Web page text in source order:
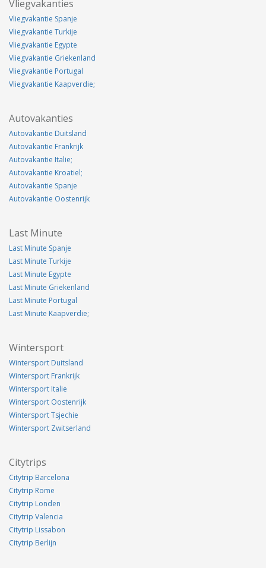
Vliegvakanties
Vliegvakantie Spanje
Vliegvakantie Turkije
Vliegvakantie Egypte
Vliegvakantie Griekenland
Vliegvakantie Portugal
Vliegvakantie Kaapverdie;
Autovakanties
Autovakantie Duitsland
Autovakantie Frankrijk
Autovakantie Italie;
Autovakantie Kroatiel;
Autovakantie Spanje
Autovakantie Oostenrijk
Last Minute
Last Minute Spanje
Last Minute Turkije
Last Minute Egypte
Last Minute Griekenland
Last Minute Portugal
Last Minute Kaapverdie;
Wintersport
Wintersport Duitsland
Wintersport Frankrijk
Wintersport Italie
Wintersport Oostenrijk
Wintersport Tsjechie
Wintersport Zwitserland
Citytrips
Citytrip Barcelona
Citytrip Rome
Citytrip Londen
Citytrip Valencia
Citytrip Lissabon
Citytrip Berlijn